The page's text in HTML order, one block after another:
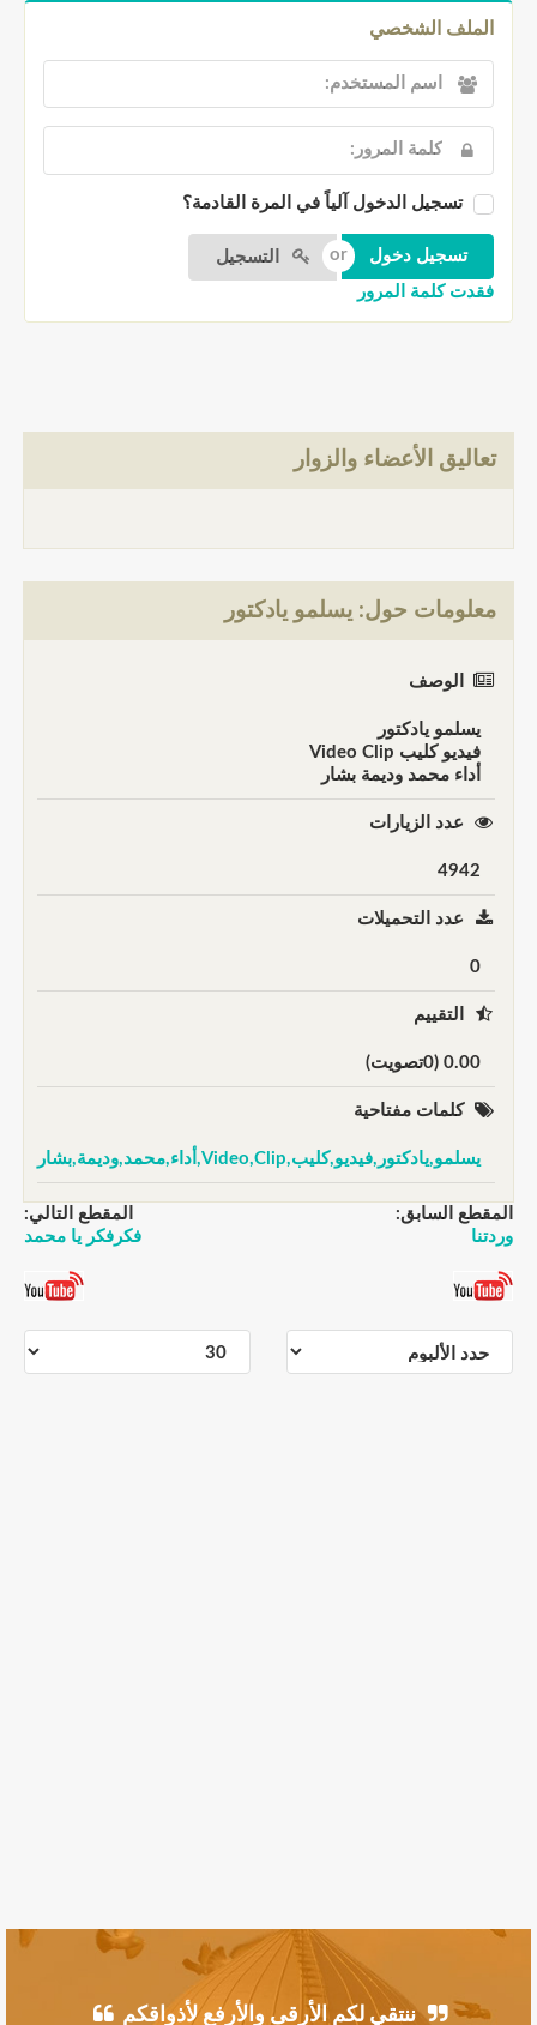
الملف الشخصي
تسجيل الدخول آلياً في المرة القادمة؟
التسجيل
فقدت كلمة المرور
تعاليق الأعضاء والزوار
معلومات حول: يسلمو يادكتور
الوصف
يسلمو يادكتور
فيديو كليب Video Clip
أداء محمد وديمة بشار
عدد الزيارات
4942
عدد التحميلات
0
التقييم
0.00 (0تصويت)
كلمات مفتاحية
يسلمو,يادكتور,فيديو,كليب,Video,Clip,أداء,محمد,وديمة,بشار
المقطع السابق:
وردتنا
المقطع التالي:
فكرفكر يا محمد
ننتقي لكم الأرقى والأرفع لأذواقكم